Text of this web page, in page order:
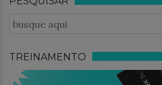
TREINAMENTO